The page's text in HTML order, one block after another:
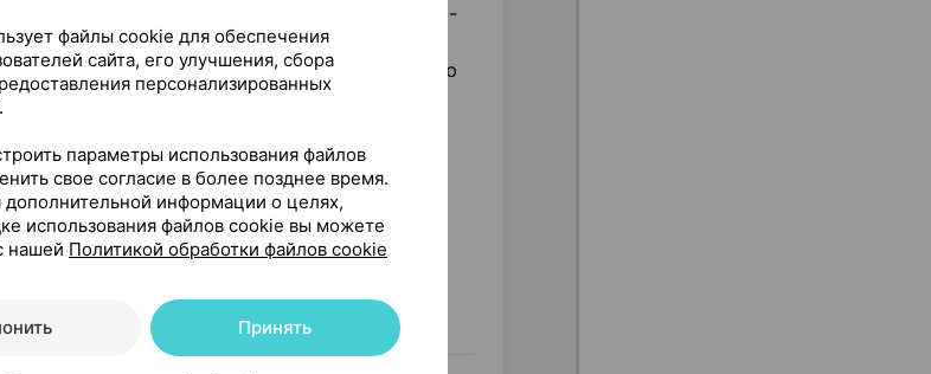
нормального функционирования сердечно-
в крови, а также снижает риск
этого, прием имбиря способствует снижению
организма различным инфекциям,
Витамин С ответственен как за синтез
за усвоение минералов и поддержание
систему; помогает поддерживать
холестерина в крови и поддержанию
файлы cookie для обеспечения
сайта, его улучшения, сбора
персонализированных
параметры использования файлов
свое согласие в более позднее время.
информации о целях,
использования файлов cookie вы можете
нашей Политикой обработки файлов cookie
Принять